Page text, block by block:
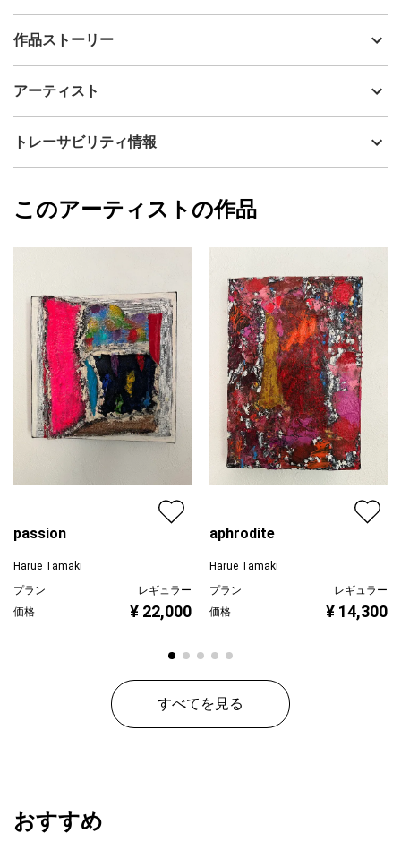
出品者
制作年
ミクストメディア
カラー
カラフル
ジャンル
抽象画
作品ストーリー
私が目指すアート、それはスピリチュアルな作品をつくることで
も言われています。私は「スピリットに訴えかける作品こそに独
と考えています。
今から30年程前。ヴァン・ゴッホの作品に感銘を受け、のちに
描いていくうちに、スケッチブックやキャンバスではなく、雑
巾や段ボール紙、新聞紙に描くようになり、身近な廃材を新たな
作品として甦らせることの美しさに魅了され、現在の作風に辿り
着きました。
アーティスト
Harue Tamaki
フォローする
トレーサビリティ情報
Harue Tamaki
このアーティストの作品
passion
Harue Tamaki
プラン
レギュラー
価格
¥ 22,000
aphrodite
Harue Tamaki
プラン
レギュラー
価格
¥ 14,300
すべてを見る
おすすめ